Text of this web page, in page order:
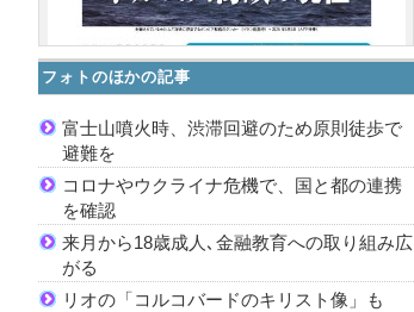
フォトのほかの記事
富士山噴火時、渋滞回避のため原則徒歩で
避難を
コロナやウクライナ危機で、国と都の連携
を確認
来月から18歳成人､金融教育への取り組み広
がる
リオの「コルコバードのキリスト像」も